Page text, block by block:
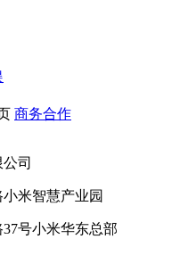
商务合作
司
米智慧产业园
号小米华东总部